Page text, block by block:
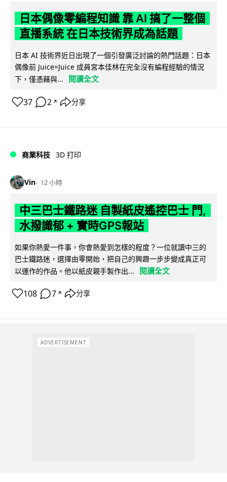
日本偶像零編程知識 靠 AI 搞了一整個
直播系統 在日本技術界成為話題
日本 AI 技術界近日出現了一個引發廣泛討論的熱門話題：日本
偶像前 Juice=Juice 成員宮本佳林在完全沒有編程經驗的情況
下，僅憑藉與...
閱讀全文
37 2 ↗ 分享
商業科技 3D 打印
Vin 12 小時
中三巴士鐵路迷 自製紙皮遙控巴士 門,
水撥識郁 + 實時GPS報站
如果你熱愛一件事，你會熱愛到怎樣的程度？一位就讀中三的
巴士鐵路迷，選擇由零開始，把自己的興趣一步步變成真正可
以運作的作品。他以紙皮親手製作出...
閱讀全文
108 7 ↗ 分享
ADVERTISEMENT